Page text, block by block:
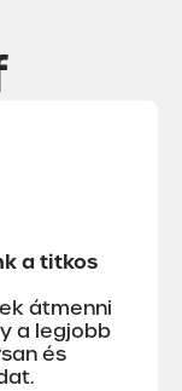
a titkos
átmenni
a legjobb
és